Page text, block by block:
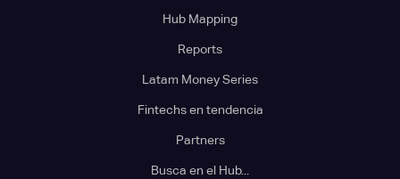
Hub Mapping
Reports
Latam Money Series
Fintechs en tendencia
Partners
Busca en el Hub...